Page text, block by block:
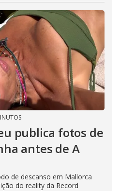
publica fotos de
antes de A
de descanso em Mallorca
do reality da Record